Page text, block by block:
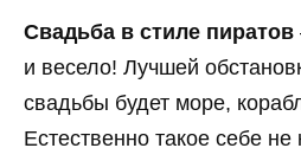
Свадьба в стиле пиратов
и весело! Лучшей
свадьбы будет море,
Естественно такое себе